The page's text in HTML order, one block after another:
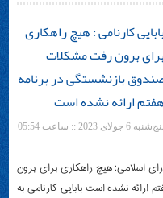
کارنامی : هیچ راهکاری
برون رفت مشکلات
بازنشستگی در برنامه
هفتم ارائه نشده است
پنج‌شنبه 6 جولای 2023 :: ساعت 05:54
اسلامی: هیچ راهکاری برای برون
نشده است بابایی کارنامی به